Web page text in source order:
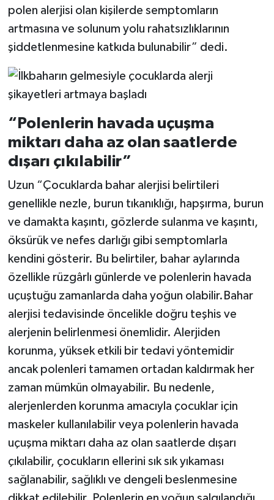
polen alerjisi olan kişilerde semptomların
artmasına ve solunum yolu rahatsızlıklarının
şiddetlenmesine katkıda bulunabilir” dedi.
“Polenlerin havada uçuşma
miktarı daha az olan saatlerde
dışarı çıkılabilir”
Uzun “Çocuklarda bahar alerjisi belirtileri
genellikle nezle, burun tıkanıklığı, hapşırma, burun
ve damakta kaşıntı, gözlerde sulanma ve kaşıntı,
öksürük ve nefes darlığı gibi semptomlarla
kendini gösterir. Bu belirtiler, bahar aylarında
özellikle rüzgârlı günlerde ve polenlerin havada
uçuştuğu zamanlarda daha yoğun olabilir.Bahar
alerjisi tedavisinde öncelikle doğru teşhis ve
alerjenin belirlenmesi önemlidir. Alerjiden
korunma, yüksek etkili bir tedavi yöntemidir
ancak polenleri tamamen ortadan kaldırmak her
zaman mümkün olmayabilir. Bu nedenle,
alerjenlerden korunma amacıyla çocuklar için
maskeler kullanılabilir veya polenlerin havada
uçuşma miktarı daha az olan saatlerde dışarı
çıkılabilir, çocukların ellerini sık sık yıkaması
sağlanabilir, sağlıklı ve dengeli beslenmesine